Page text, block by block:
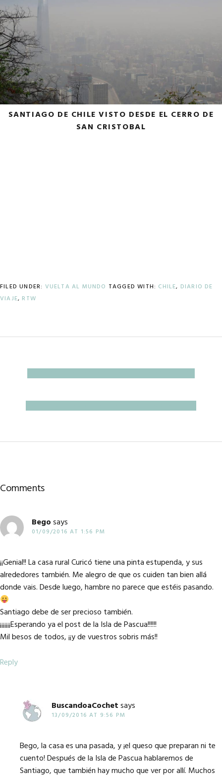
SANTIAGO DE CHILE VISTO DESDE EL CERRO DE
SAN CRISTOBAL
FILED UNDER: VUELTA AL MUNDO TAGGED WITH: CHILE, DIARIO DE
VIAJE, RTW
PREVIOUS
POST:
NEXT
POST:
Interactions
Comments
Begosays
01/09/2016 AT 1:56 PM
¡¡Genial!! La casa rural Curicó tiene una pinta estupenda, y sus
alrededores también. Me alegro de que os cuiden tan bien allá
donde vais. Desde luego, hambre no parece que estéis pasando.
Santiago debe de ser precioso también.
¡¡¡¡¡¡¡Esperando ya el post de la Isla de Pascua!!!!!!
Mil besos de todos, ¡¡y de vuestros sobris más!!
Reply
BuscandoaCochetsays
13/09/2016 AT 9:56 PM
Bego, la casa es una pasada, y ¡el queso que preparan ni te
cuento! Después de la Isla de Pascua hablaremos de
Santiago, que también hay mucho que ver por allí. Muchos